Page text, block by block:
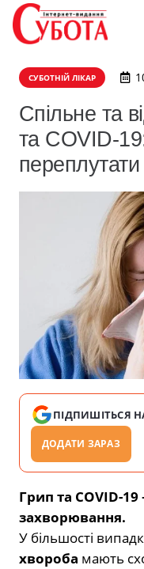
СУБОТНІЙ ЛІКАР
Спільне та
та COVID-
ПІДПИШІТЬСЯ
ДОДАТИ ЗАРАЗ
Грип та COVID-19
захворювання.
У більшості
хвороба мають